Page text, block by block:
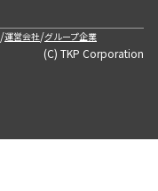
/運営会社/グループ企業
(C) TKP Corporation